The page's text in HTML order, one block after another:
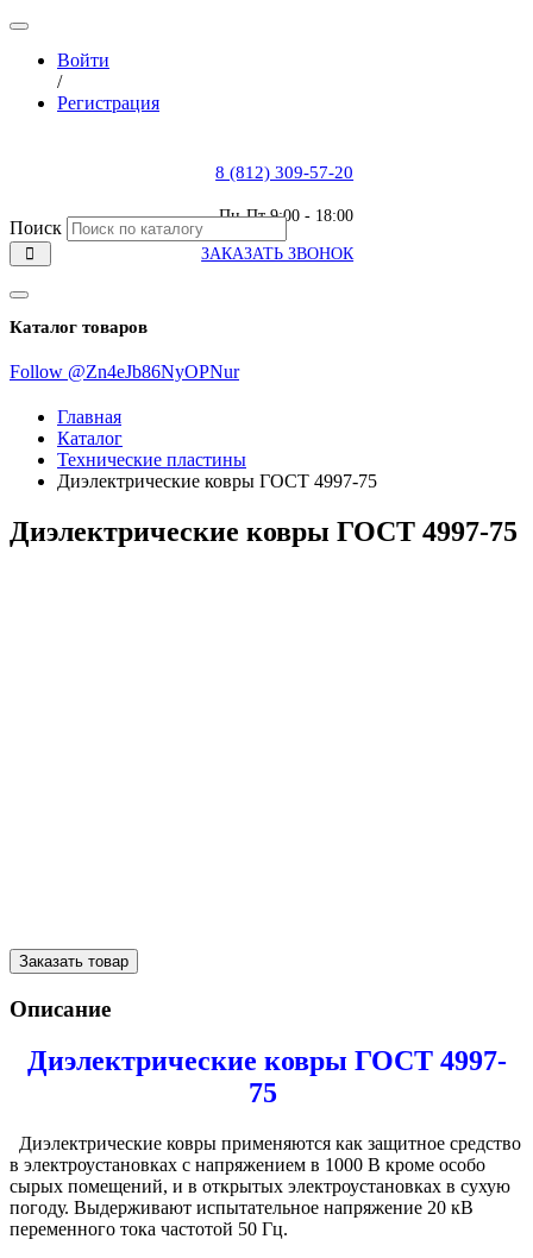
Войти
/
Регистрация
8 (812) 309-57-20
Пн-Пт 9:00 - 18:00
ЗАКАЗАТЬ ЗВОНОК
Поиск
Каталог товаров
Follow @Zn4eJb86NyOPNur
Главная
Каталог
Технические пластины
Диэлектрические ковры ГОСТ 4997-75
Диэлектрические ковры ГОСТ 4997-75
Заказать товар
Описание
Диэлектрические ковры ГОСТ4997-
75
Диэлектрические ковры применяются как защитное средство
в электроустановках с напряжением в 1000 В кроме особо
сырых помещений, и в открытых электроустановках в сухую
погоду. Выдерживают испытательное напряжение 20 кВ
переменного тока частотой 50 Гц.